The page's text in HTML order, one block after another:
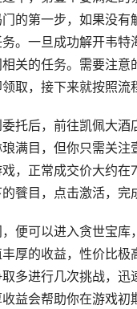
的第一步，如果没
。一旦成功解开韦
关的任务。需要注意
取，接下来就按照流
托后，前往凯佩大酒
满目，但你只需关
，正常成交价大约
餮目，点击激活，完
便可以进入贪世宝
厚的收益，性价比
多进行几次挑战，
益会帮助你在游戏初